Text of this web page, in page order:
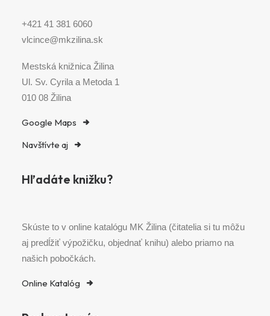
+421 41 381 6060
vlcince@mkzilina.sk
Mestská knižnica Žilina
Ul. Sv. Cyrila a Metoda 1
010 08 Žilina
Google Maps
Navštívte aj
Hľadáte knižku?
Skúste to v online katalógu MK Žilina (čitatelia si tu môžu
aj predĺžiť výpožičku, objednať knihu) alebo priamo na
našich pobočkách.
Online Katalóg